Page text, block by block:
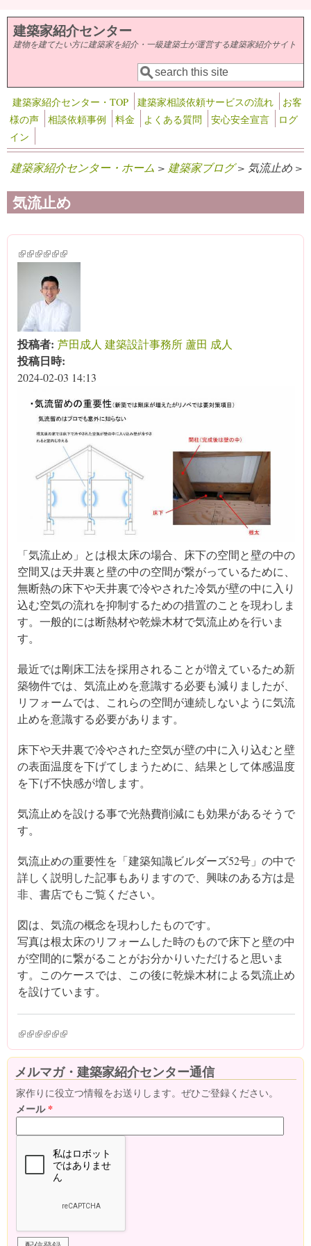
メインコンテンツに移動
建築家紹介センター
建物を建てたい方に建築家を紹介・一級建築士が運営する建築家紹介サイト
検索フォーム
検索
建築家紹介センター・TOP 建築家相談依頼サービスの流れ
お客
様の声
相談依頼事例 料金 よくある質問 安心安全宣言
ログ
イン
建築家紹介センター・ホーム > 建築家ブログ> 気流止め >
気流止め
(link is external)
(link is external)
(link is external)
(link is external)
(link is external)
(link is external)
投稿者: 芦田成人 建築設計事務所 蘆田 成人
投稿日時:
2024-02-03 14:13
「気流止め」とは根太床の場合、床下の空間と壁の中の
空間又は天井裏と壁の中の空間が繋がっているために、
無断熱の床下や天井裏で冷やされた冷気が壁の中に入り
込む空気の流れを抑制するための措置のことを現わしま
す。一般的には断熱材や乾燥木材で気流止めを行いま
す。
最近では剛床工法を採用されることが増えているため新
築物件では、気流止めを意識する必要も減りましたが、
リフォームでは、これらの空間が連続しないように気流
止めを意識する必要があります。
床下や天井裏で冷やされた空気が壁の中に入り込むと壁
の表面温度を下げてしまうために、結果として体感温度
を下げ不快感が増します。
気流止めを設ける事で光熱費削減にも効果があるそうで
す。
気流止めの重要性を「建築知識ビルダーズ52号」の中で
詳しく説明した記事もありますので、興味のある方は是
非、書店でもご覧ください。
図は、気流の概念を現わしたものです。
写真は根太床のリフォームした時のもので床下と壁の中
が空間的に繋がることがお分かりいただけると思いま
す。このケースでは、この後に乾燥木材による気流止め
を設けています。
(link is external)
(link is external)
(link is external)
(link is external)
(link is external)
(link is external)
メルマガ・建築家紹介センター通信
家作りに役立つ情報をお送りします。ぜひご登録ください。
メール*